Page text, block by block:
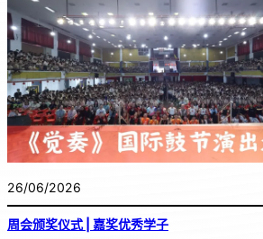
26/06/2026
周会颁奖仪式 | 嘉奖优秀学子